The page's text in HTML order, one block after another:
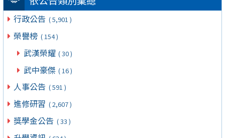
行政公告 ( 5,901 )
榮譽榜 ( 154 )
武漢榮耀 ( 30 )
武中豪傑 ( 16 )
人事公告 ( 591 )
進修研習 ( 2,607 )
獎學金公告 ( 33 )